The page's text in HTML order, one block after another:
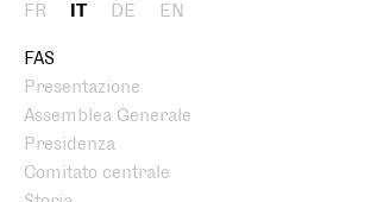
FR IT DE EN
FAS
Presentazione
Assemblea Generale
Presidenza
Comitato centrale